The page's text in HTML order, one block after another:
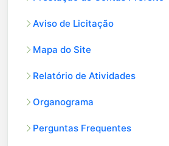
Aviso de Licitação
Mapa do Site
Relatório de Atividades
Organograma
Perguntas Frequentes